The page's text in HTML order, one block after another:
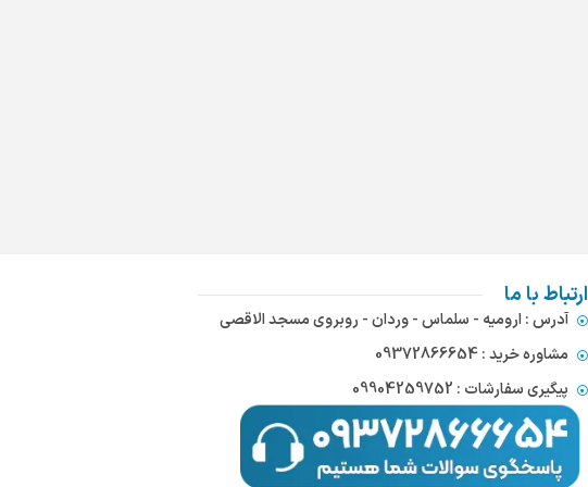
ارتباط با ما
آدرس : ارومیه - سلماس - وردان - روبروی مسجد الاقصی
مشاوره خرید : 09372866654
پیگیری سفارشات : 09904259752